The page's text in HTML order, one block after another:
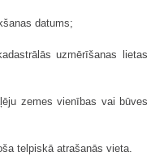
datums;
uzmērīšanas lietas
zemes vienības vai būves
telpiskā atrašanās vieta.